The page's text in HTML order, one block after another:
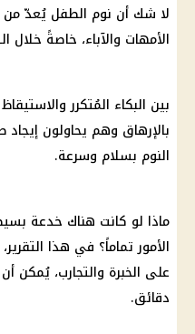
لا شك أن نوم الطفل يُعدّ من
الأمهات والآباء، خاصةً خلال
بين البكاء المُتكرر
بالإرهاق وهم يحاولون
النوم بسلام وسرعة.
ماذا لو كانت هناك خدعة
الأمور تماماً؟ في هذا
على الخبرة والتجارب،
دقائق.